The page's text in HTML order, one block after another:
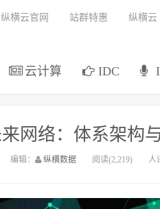
云计算 IDC
纵横云官网 站群特惠 纵横云
网络：体系架构
编辑： 纵横数据 阅读(2,219) 人